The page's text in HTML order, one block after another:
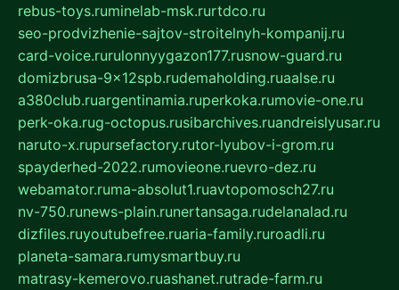
rebus-toys.ruminelab-msk.rurtdco.ru
seo-prodvizhenie-sajtov-stroitelnyh-kompanij.ru
card-voice.rurulonnyygazon177.rusnow-guard.ru
domizbrusa-9x12spb.rudemaholding.ruaalse.ru
a380club.ruargentinamia.ruperkoka.rumovie-one.ru
perk-oka.rug-octopus.rusibarchives.ruandreislyusar.ru
naruto-x.rupursefactory.rutor-lyubov-i-grom.ru
spayderhed-2022.rumovieone.ruevro-dez.ru
webamator.ruma-absolut1.ruavtopomosch27.ru
nv-750.runews-plain.runertansaga.rudelanalad.ru
dizfiles.ruyoutubefree.ruaria-family.ruroadli.ru
planeta-samara.rumysmartbuy.ru
matrasy-kemerovo.ruashanet.rutrade-farm.ru